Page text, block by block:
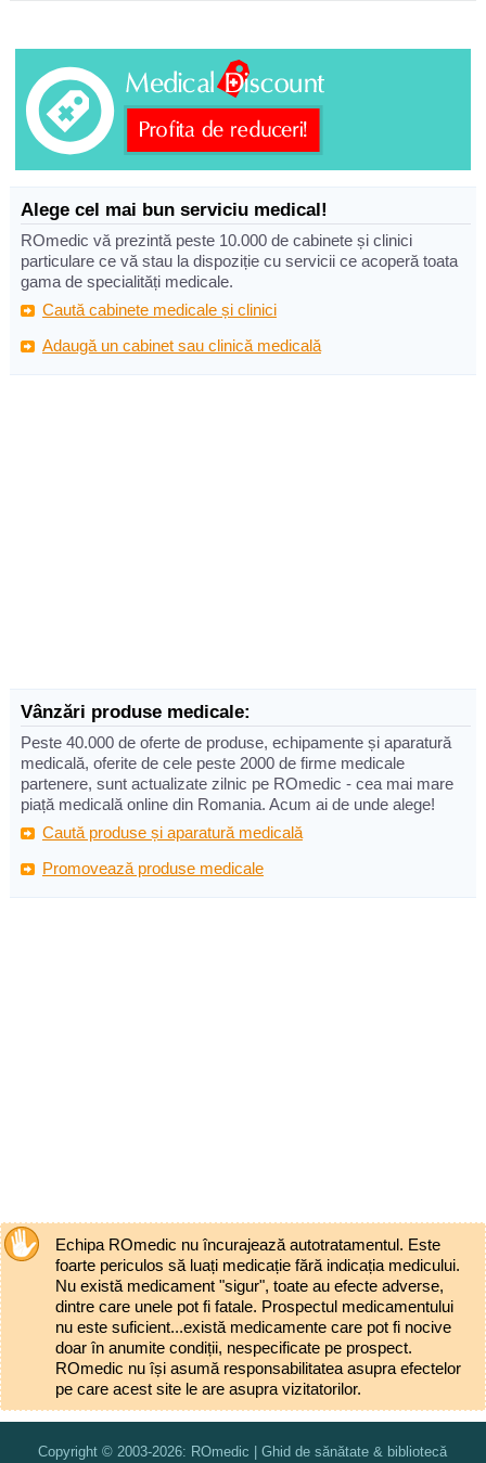
Alege cel mai bun serviciu medical!
ROmedic vă prezintă peste 10.000 de cabinete și clinici
particulare ce vă stau la dispoziție cu servicii ce acoperă toata
gama de specialități medicale.
Caută cabinete medicale și clinici
Adaugă un cabinet sau clinică medicală
Vânzări produse medicale:
Peste 40.000 de oferte de produse, echipamente și aparatură
medicală, oferite de cele peste 2000 de firme medicale
partenere, sunt actualizate zilnic pe ROmedic - cea mai mare
piață medicală online din Romania. Acum ai de unde alege!
Caută produse și aparatură medicală
Promovează produse medicale
Echipa ROmedic nu încurajează autotratamentul. Este
foarte periculos să luați medicație fără indicația medicului.
Nu există medicament "sigur", toate au efecte adverse,
dintre care unele pot fi fatale. Prospectul medicamentului
nu este suficient...există medicamente care pot fi nocive
doar în anumite condiții, nespecificate pe prospect.
ROmedic nu își asumă responsabilitatea asupra efectelor
pe care acest site le are asupra vizitatorilor.
Copyright © 2003-2026: ROmedic | Ghid de sănătate & bibliotecă